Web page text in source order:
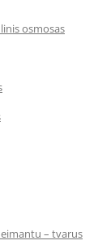
osmosas
– tvarus